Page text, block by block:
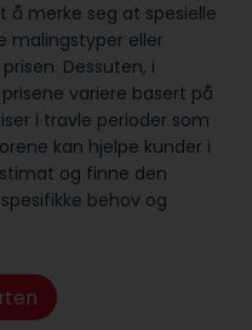
å merke seg at spesielle
malingstyper eller
Dessuten, i
variere basert på
i travle perioder som
kan hjelpe kunder i
og finne den
behov og